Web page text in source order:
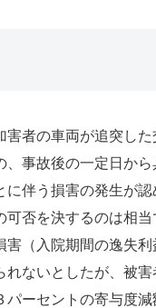
者の車両が追突し
事故後の一定日か
伴う損害の発生が
否を決するのは相
（入院期間の逸失
ないとしたが、被
ーセントの寄与度減